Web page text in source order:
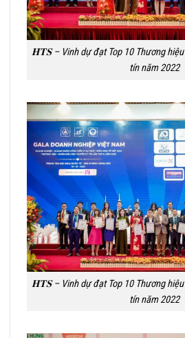
𝐇𝐓𝐒 – Vinh dự đạt Top 10 Thương
tín năm 2022
𝐇𝐓𝐒 – Vinh dự đạt Top 10 Thương
tín năm 2022